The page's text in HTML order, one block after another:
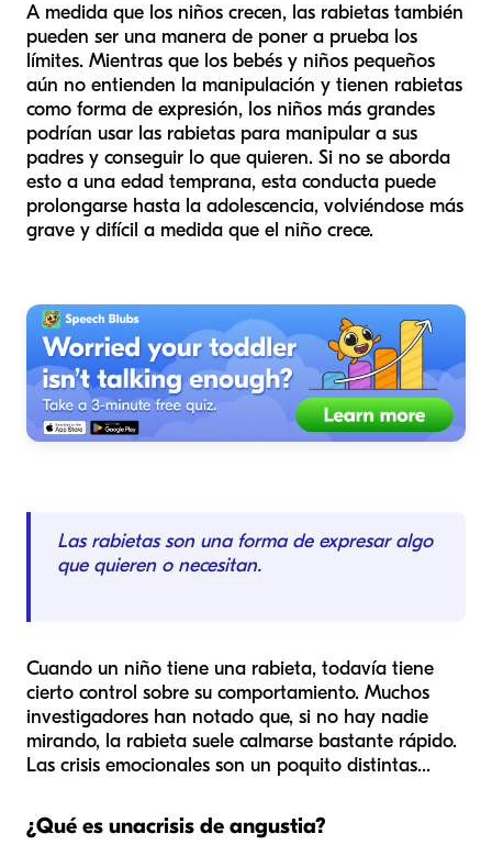
A medida que los niños crecen, las rabietas también
pueden ser una manera de poner a prueba los
límites. Mientras que los bebés y niños pequeños
aún no entienden la manipulación y tienen rabietas
como forma de expresión, los niños más grandes
podrían usar las rabietas para manipular a sus
padres y conseguir lo que quieren. Si no se aborda
esto a una edad temprana, esta conducta puede
prolongarse hasta la adolescencia, volviéndose más
grave y difícil a medida que el niño crece.
Las rabietas son una forma de expresar algo
que quieren o necesitan.
Cuando un niño tiene una rabieta, todavía tiene
cierto control sobre su comportamiento. Muchos
investigadores han notado que, si no hay nadie
mirando, la rabieta suele calmarse bastante rápido.
Las crisis emocionales son un poquito distintas...
¿Qué es unacrisis de angustia?